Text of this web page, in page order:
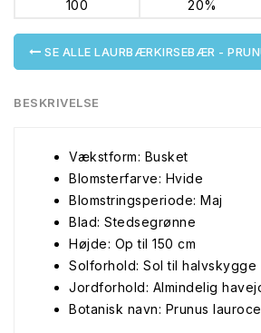
100
20%
SE ALLE LAURBÆRKIRSEBÆR -
BESKRIVELSE
Vækstform: Busket
Blomsterfarve: Hvide
Blomstringsperiode: Maj
Blad: Stedsegrønne
Højde: Op til 150 cm
Solforhold: Sol til halvskygge
Jordforhold: Almindelig
Botanisk navn: Prunus